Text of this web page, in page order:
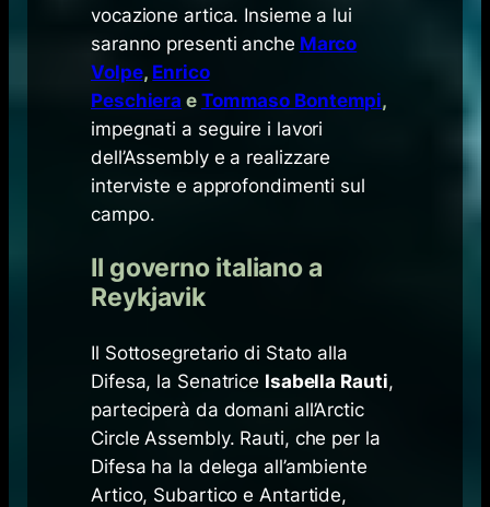
vocazione artica. Insieme a lui
saranno presenti anche Marco
Volpe, Enrico
Peschiera e Tommaso Bontempi,
impegnati a seguire i lavori
dell’Assembly e a realizzare
interviste e approfondimenti sul
campo.
Il governo italiano a
Reykjavik
Il Sottosegretario di Stato alla
Difesa, la Senatrice Isabella Rauti,
parteciperà da domani all’Arctic
Circle Assembly. Rauti, che per la
Difesa ha la delega all’ambiente
Artico, Subartico e Antartide,